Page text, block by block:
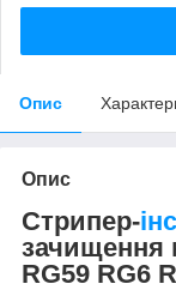
Опис
Опис
Стрипер-
зачищення
RG59 RG6